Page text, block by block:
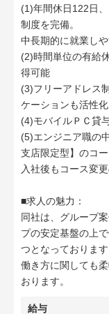
(1)年間休日122日
制度を完備。
中長期的に就業し
(2)時間単位の有給
得可能
(3)フリーアドレス
ケーションも活性化
(4)モバイルＰＣ貸
(5)エンジニア職の
支店限定型】のコー
入社後もコース変
■求人の魅力：
同社は、グループ
プの安定基盤の上
つとなっております
働き方に関しても
おります。
給与